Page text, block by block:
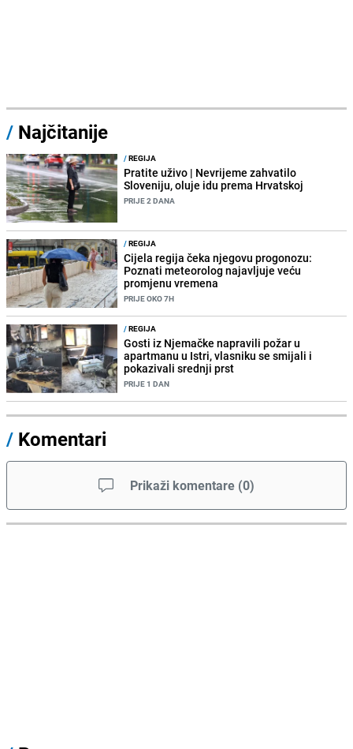
/ Najčitanije
/REGIJA
Pratite uživo | Nevrijeme zahvatilo
Sloveniju, oluje idu prema Hrvatskoj
PRIJE 2 DANA
/REGIJA
Cijela regija čeka njegovu progonozu:
Poznati meteorolog najavljuje veću
promjenu vremena
PRIJE OKO 7H
/REGIJA
Gosti iz Njemačke napravili požar u
apartmanu u Istri, vlasniku se smijali i
pokazivali srednji prst
PRIJE 1 DAN
/ Komentari
Prikaži komentare (0)